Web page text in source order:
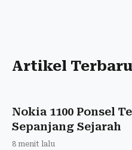
Artikel
Nokia 1100 Ponsel
Sepanjang Sejarah
8 menit lalu